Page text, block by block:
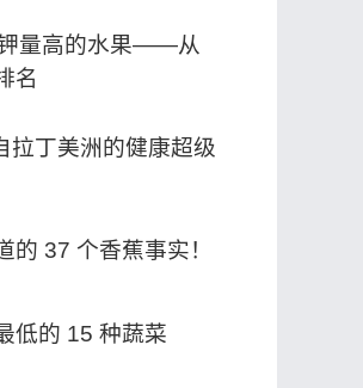
量高的水果——从
名
拉丁美洲的健康超级
的 37 个香蕉事实！
低的 15 种蔬菜